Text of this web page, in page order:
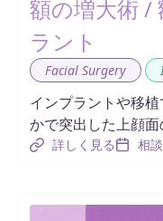
額の増大術 /
ラント
Facial Surgery
インプラントや移
かで突出した上顔面
詳しく見る 相